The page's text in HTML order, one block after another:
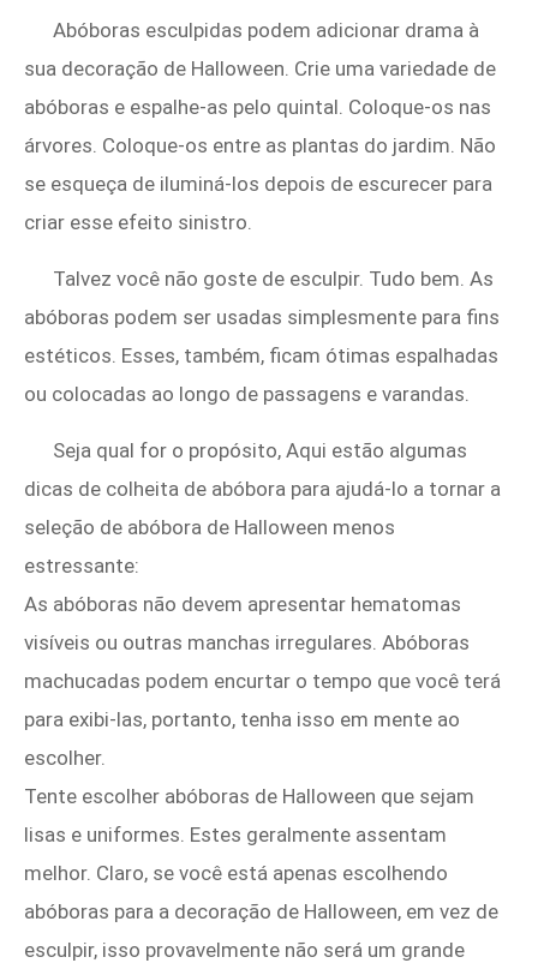
Abóboras esculpidas podem adicionar drama à
sua decoração de Halloween. Crie uma variedade de
abóboras e espalhe-as pelo quintal. Coloque-os nas
árvores. Coloque-os entre as plantas do jardim. Não
se esqueça de iluminá-los depois de escurecer para
criar esse efeito sinistro.
Talvez você não goste de esculpir. Tudo bem. As
abóboras podem ser usadas simplesmente para fins
estéticos. Esses, também, ficam ótimas espalhadas
ou colocadas ao longo de passagens e varandas.
Seja qual for o propósito, Aqui estão algumas
dicas de colheita de abóbora para ajudá-lo a tornar a
seleção de abóbora de Halloween menos
estressante:
As abóboras não devem apresentar hematomas
visíveis ou outras manchas irregulares. Abóboras
machucadas podem encurtar o tempo que você terá
para exibi-las, portanto, tenha isso em mente ao
escolher.
Tente escolher abóboras de Halloween que sejam
lisas e uniformes. Estes geralmente assentam
melhor. Claro, se você está apenas escolhendo
abóboras para a decoração de Halloween, em vez de
esculpir, isso provavelmente não será um grande